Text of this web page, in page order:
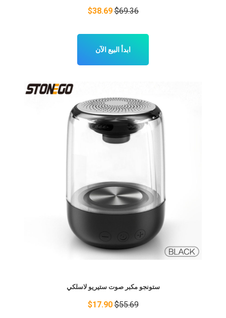
$69.36
$38.69
ابدأ البيع الآن
ستونجو مكبر صوت ستيريو لاسلكي
$55.69
$17.90